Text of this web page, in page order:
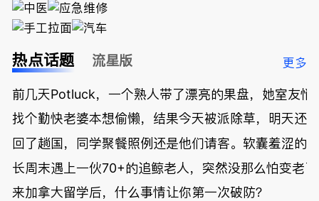
热点话题 流星版 更多
前几天Potluck，一个熟人带了漂亮的果盘，她室友悄
找个勤快老婆本想偷懒，结果今天被派除草，明天还
回了趟国，同学聚餐照例还是他们请客。软囊羞涩的
长周末遇上一伙70+的追鲸老人，突然没那么怕变老了
来加拿大留学后，什么事情让你第一次破防？